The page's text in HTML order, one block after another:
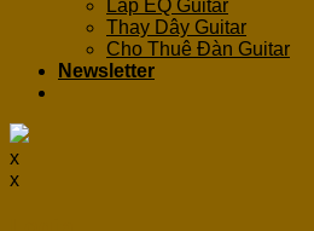
Lắp EQ Guitar
Thay Dây Guitar
Cho Thuê Đàn Guitar
Newsletter
x
x